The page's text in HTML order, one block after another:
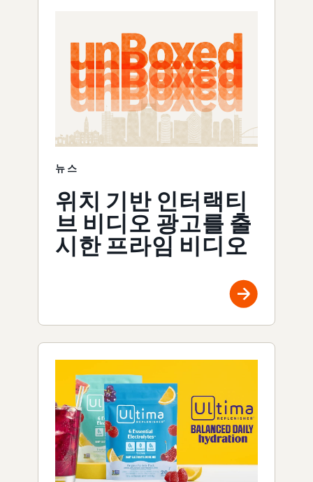
뉴스
위치 기반 인터랙티
브 비디오 광고를 출
시한 프라임 비디오